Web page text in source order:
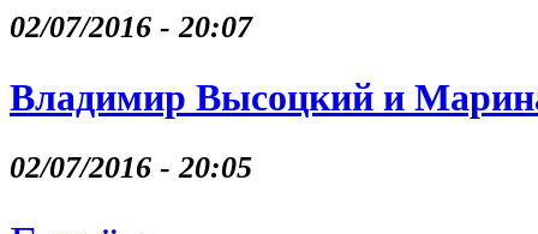
02/07/2016 - 20:07
Владимир Высоцкий и
02/07/2016 - 20:05